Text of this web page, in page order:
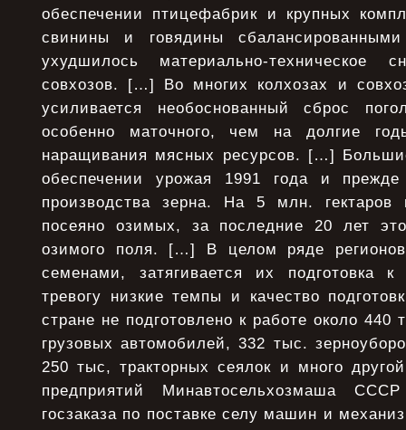
обеспечении птицефабрик и крупных
свинины и говядины
ухудшилось материально-техническое
совхозов. […] Во многих колхозах и
усиливается необоснованный сброс
особенно маточного, чем на долгие
наращивания мясных ресурсов. […]
обеспечении урожая 1991 года и
производства зерна. На 5 млн. гектаров
посеяно озимых, за последние 20 лет
озимого поля. […] В целом ряде регионов
семенами, затягивается их подготовка
тревогу низкие темпы и качество
стране не подготовлено к работе около 440
грузовых автомобилей, 332 тыс.
250 тыс, тракторных сеялок и много
предприятий Минавтосельхозмаша
госзаказа по поставке селу машин и